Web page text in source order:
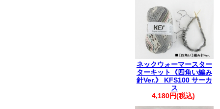
ネックウォーマースター
ターキット《四角い編み
針Ver.》 KFS100 サーカ
ス
4,180円(税込)